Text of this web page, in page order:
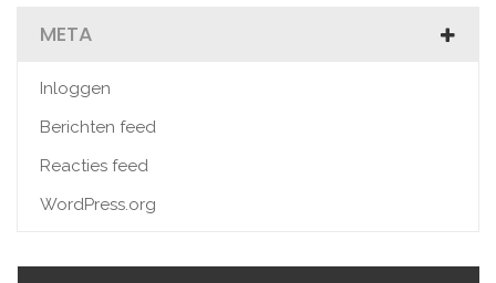
META
Inloggen
Berichten feed
Reacties feed
WordPress.org